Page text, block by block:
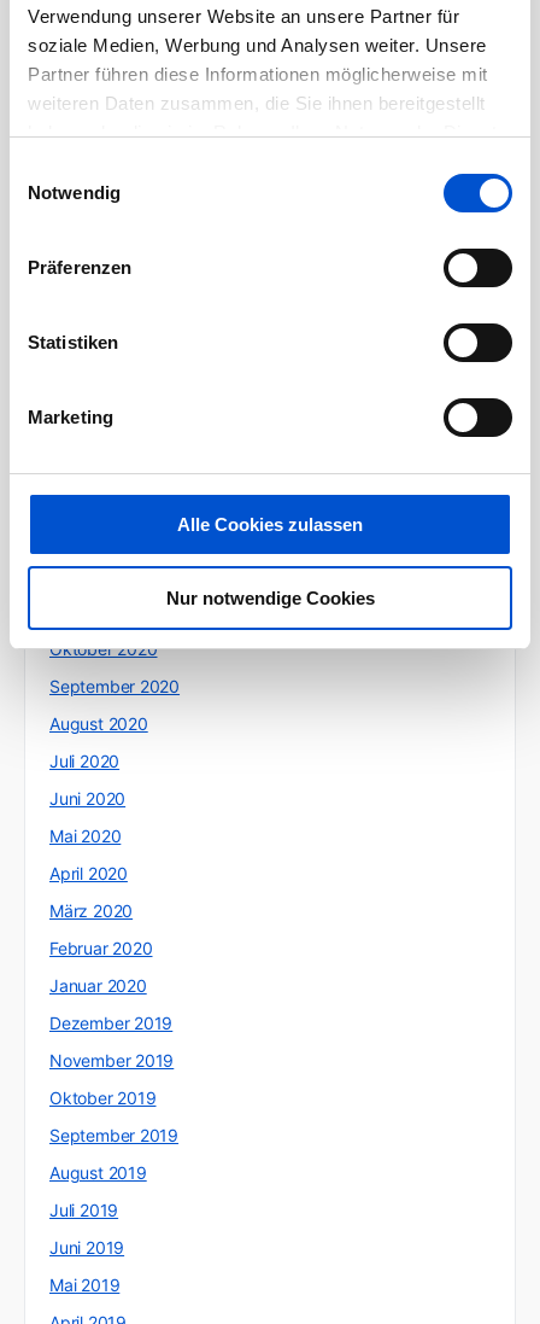
Verwendung unserer Website an unsere Partner für
soziale Medien, Werbung und Analysen weiter. Unsere
Partner führen diese Informationen möglicherweise mit
weiteren Daten zusammen, die Sie ihnen bereitgestellt
haben oder die sie im Rahmen Ihrer Nutzung der Dienste
Notwendig
Präferenzen
Statistiken
Marketing
Alle Cookies zulassen
Nur notwendige Cookies
März 2022
Februar 2022
Januar 2022
Oktober 2021
August 2021
Juni 2021
April 2021
Februar 2021
Dezember 2020
November 2020
Oktober 2020
September 2020
August 2020
Juli 2020
Juni 2020
Mai 2020
April 2020
März 2020
Februar 2020
Januar 2020
Dezember 2019
November 2019
Oktober 2019
September 2019
August 2019
Juli 2019
Juni 2019
Mai 2019